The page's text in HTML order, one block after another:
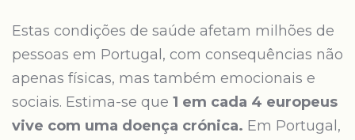
Estas condições de saúde afetam milhões de
pessoas em Portugal, com consequências não
apenas físicas, mas também emocionais e
sociais. Estima-se que 1 em cada 4 europeus
vive com uma doença crónica. Em Portugal,